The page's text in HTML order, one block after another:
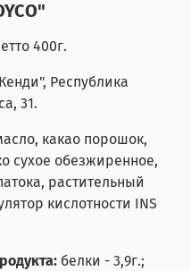
400г.
Республика
31.
какао порошок,
сухое обезжиренное,
растительный
кислотности INS
белки - 3,9г.;